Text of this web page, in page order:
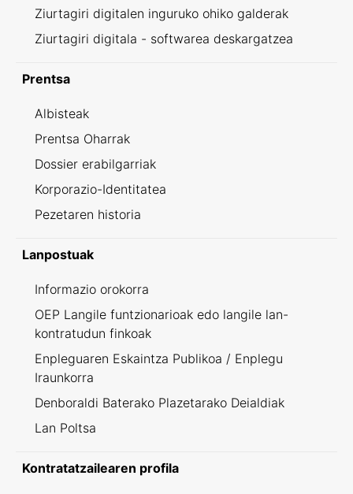
Ziurtagiri digitalen inguruko ohiko galderak
Ziurtagiri digitala - softwarea deskargatzea
Prentsa
Albisteak
Prentsa Oharrak
Dossier erabilgarriak
Korporazio-Identitatea
Pezetaren historia
Lanpostuak
Informazio orokorra
OEP Langile funtzionarioak edo langile lan-
kontratudun finkoak
Enpleguaren Eskaintza Publikoa / Enplegu
Iraunkorra
Denboraldi Baterako Plazetarako Deialdiak
Lan Poltsa
Kontratatzailearen profila